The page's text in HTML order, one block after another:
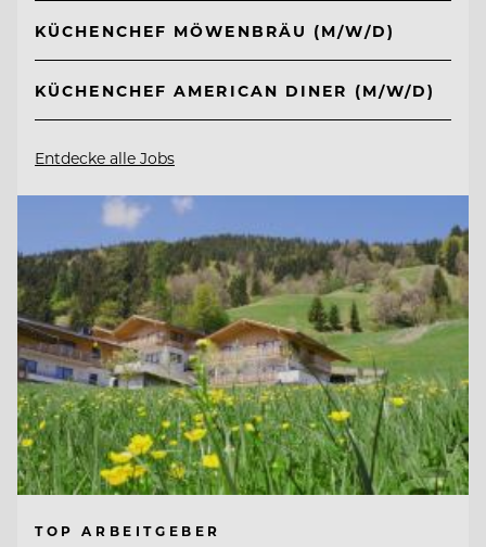
KÜCHENCHEF MÖWENBRÄU (M/W/D)
KÜCHENCHEF AMERICAN DINER (M/W/D)
Entdecke alle Jobs
TOP ARBEITGEBER